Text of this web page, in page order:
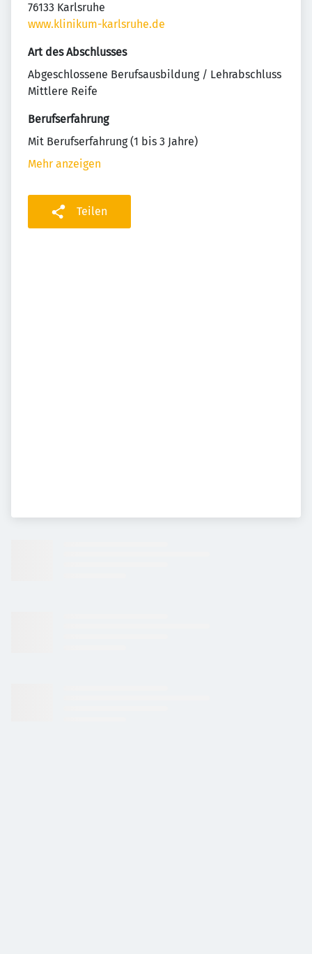
76133 Karlsruhe
www.klinikum-karlsruhe.de
Art des Abschlusses
Abgeschlossene Berufsausbildung / Lehrabschluss
Mittlere Reife
Berufserfahrung
Mit Berufserfahrung (1 bis 3 Jahre)
Mehr anzeigen
Teilen